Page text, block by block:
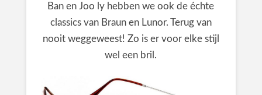
Ban en Joo ly hebben we ook de échte
classics van Braun en Lunor. Terug van
nooit weggeweest! Zo is er voor elke stijl
wel een bril.